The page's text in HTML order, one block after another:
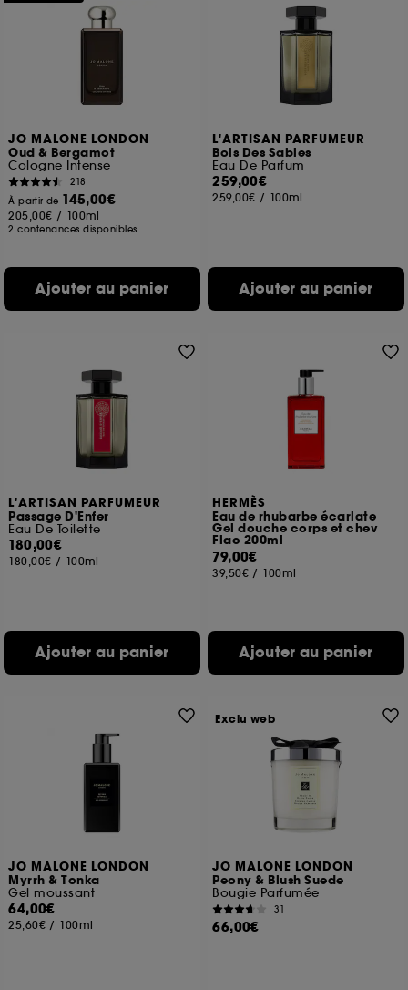
JO MALONE LONDON
Oud & Bergamot
Cologne Intense
218
À partir de 145,00€
205,00€ / 100ml
2 contenances disponibles
Ajouter au panier
L'ARTISAN PARFUMEUR
Bois Des Sables
Eau De Parfum
259,00€
259,00€ / 100ml
Ajouter au panier
L'ARTISAN PARFUMEUR
Passage D'Enfer
Eau De Toilette
180,00€
180,00€ / 100ml
Ajouter au panier
HERMÈS
Eau de rhubarbe écarlate
Gel douche corps et chev
Flac 200ml
79,00€
39,50€ / 100ml
Ajouter au panier
JO MALONE LONDON
Myrrh & Tonka
Gel moussant
64,00€
25,60€ / 100ml
JO MALONE LONDON
Peony & Blush Suede
Bougie Parfumée
31
66,00€
Exclu web